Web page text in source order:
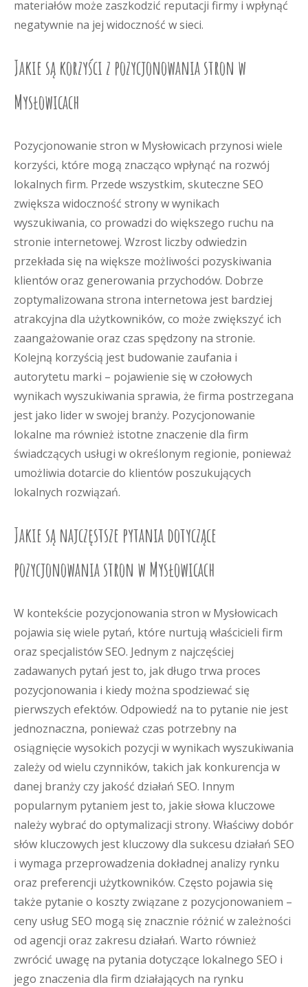
materiałów może zaszkodzić reputacji firmy i wpłynąć
negatywnie na jej widoczność w sieci.
Jakie są korzyści z pozycjonowania stron w
Mysłowicach
Pozycjonowanie stron w Mysłowicach przynosi wiele
korzyści, które mogą znacząco wpłynąć na rozwój
lokalnych firm. Przede wszystkim, skuteczne SEO
zwiększa widoczność strony w wynikach
wyszukiwania, co prowadzi do większego ruchu na
stronie internetowej. Wzrost liczby odwiedzin
przekłada się na większe możliwości pozyskiwania
klientów oraz generowania przychodów. Dobrze
zoptymalizowana strona internetowa jest bardziej
atrakcyjna dla użytkowników, co może zwiększyć ich
zaangażowanie oraz czas spędzony na stronie.
Kolejną korzyścią jest budowanie zaufania i
autorytetu marki – pojawienie się w czołowych
wynikach wyszukiwania sprawia, że firma postrzegana
jest jako lider w swojej branży. Pozycjonowanie
lokalne ma również istotne znaczenie dla firm
świadczących usługi w określonym regionie, ponieważ
umożliwia dotarcie do klientów poszukujących
lokalnych rozwiązań.
Jakie są najczęstsze pytania dotyczące
pozycjonowania stron w Mysłowicach
W kontekście pozycjonowania stron w Mysłowicach
pojawia się wiele pytań, które nurtują właścicieli firm
oraz specjalistów SEO. Jednym z najczęściej
zadawanych pytań jest to, jak długo trwa proces
pozycjonowania i kiedy można spodziewać się
pierwszych efektów. Odpowiedź na to pytanie nie jest
jednoznaczna, ponieważ czas potrzebny na
osiągnięcie wysokich pozycji w wynikach wyszukiwania
zależy od wielu czynników, takich jak konkurencja w
danej branży czy jakość działań SEO. Innym
popularnym pytaniem jest to, jakie słowa kluczowe
należy wybrać do optymalizacji strony. Właściwy dobór
słów kluczowych jest kluczowy dla sukcesu działań SEO
i wymaga przeprowadzenia dokładnej analizy rynku
oraz preferencji użytkowników. Często pojawia się
także pytanie o koszty związane z pozycjonowaniem –
ceny usług SEO mogą się znacznie różnić w zależności
od agencji oraz zakresu działań. Warto również
zwrócić uwagę na pytania dotyczące lokalnego SEO i
jego znaczenia dla firm działających na rynku